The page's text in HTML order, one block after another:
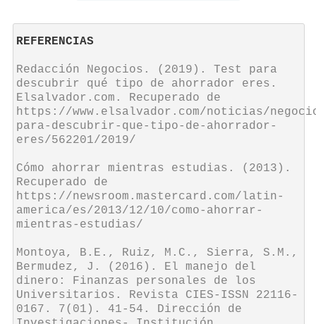
REFERENCIAS
Redacción Negocios. (2019). Test para
descubrir qué tipo de ahorrador eres.
Elsalvador.com. Recuperado de
https://www.elsalvador.com/noticias/
para-descubrir-que-tipo-de-ahorrador-
eres/562201/2019/
Cómo ahorrar mientras estudias. (2013).
Recuperado de
https://newsroom.mastercard.com/latin-
america/es/2013/12/10/como-ahorrar-
mientras-estudias/
Montoya, B.E., Ruiz, M.C., Sierra, S.M.,
Bermudez, J. (2016). El manejo del
dinero: Finanzas personales de los
Universitarios. Revista CIES-ISSN 22116-
0167. 7(01). 41-54. Dirección de